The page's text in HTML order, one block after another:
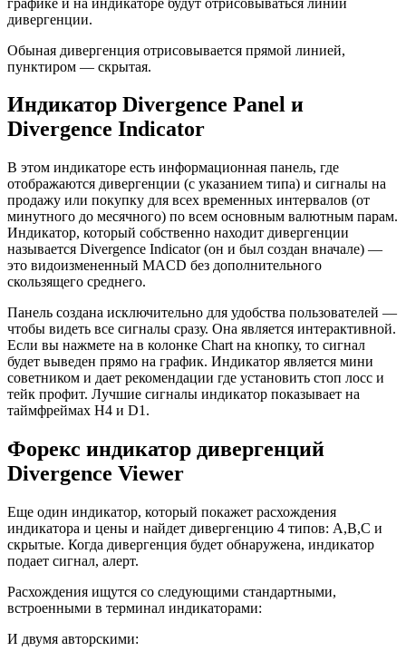
дивергенции.
Обыная дивергенция отрисовывается прямой линией,
пунктиром — скрытая.
Индикатор Divergence Panel и
Divergence Indicator
В этом индикаторе есть информационная панель, где
отображаются дивергенции (с указанием типа) и сигналы на
продажу или покупку для всех временных интервалов (от
минутного до месячного) по всем основным валютным парам.
Индикатор, который собственно находит дивергенции
называется Divergence Indicator (он и был создан вначале) —
это видоизмененный MACD без дополнительного
скользящего среднего.
Панель создана исключительно для удобства пользователей —
чтобы видеть все сигналы сразу. Она является интерактивной.
Если вы нажмете на в колонке Chart на кнопку, то сигнал
будет выведен прямо на график. Индикатор является мини
советником и дает рекомендации где установить стоп лосс и
тейк профит. Лучшие сигналы индикатор показывает на
таймфреймах H4 и D1.
Форекс индикатор дивергенций
Divergence Viewer
Еще один индикатор, который покажет расхождения
индикатора и цены и найдет дивергенцию 4 типов: А,В,С и
скрытые. Когда дивергенция будет обнаружена, индикатор
подает сигнал, алерт.
Расхождения ищутся со следующими стандартными,
встроенными в терминал индикаторами:
И двумя авторскими: